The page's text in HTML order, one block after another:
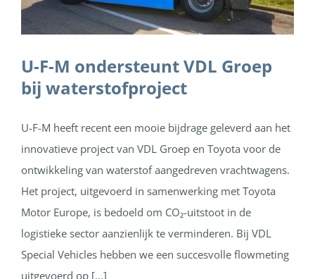
U-F-M ondersteunt VDL Groep
bij waterstofproject
U-F-M heeft recent een mooie bijdrage geleverd aan het
innovatieve project van VDL Groep en Toyota voor de
ontwikkeling van waterstof aangedreven vrachtwagens.
Het project, uitgevoerd in samenwerking met Toyota
Motor Europe, is bedoeld om CO₂-uitstoot in de
logistieke sector aanzienlijk te verminderen. Bij VDL
Special Vehicles hebben we een succesvolle flowmeting
uitgevoerd op [...]